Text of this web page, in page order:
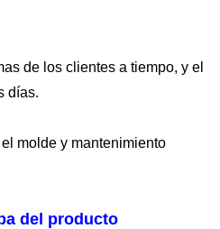
de los clientes a tiempo, y el
días.
molde y mantenimiento
del producto